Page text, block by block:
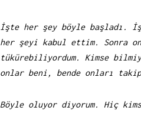
İşte her şey böyle başladı.
her şeyi kabul ettim. Sonra
tükürebiliyordum. Kimse
onlar beni, bende onları
Böyle oluyor diyorum. Hiç